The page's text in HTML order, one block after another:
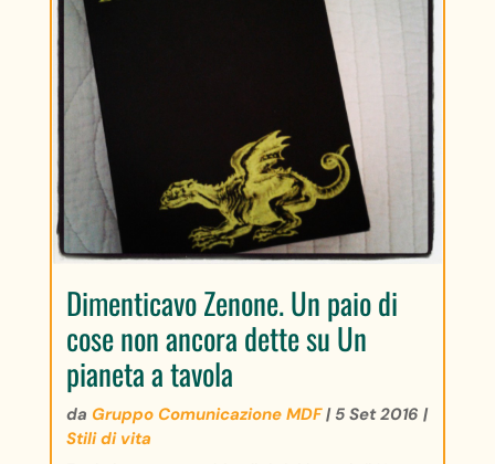
Dimenticavo Zenone. Un paio di
cose non ancora dette su Un
pianeta a tavola
da Gruppo Comunicazione MDF| 5 Set 2016 |
Stili di vita